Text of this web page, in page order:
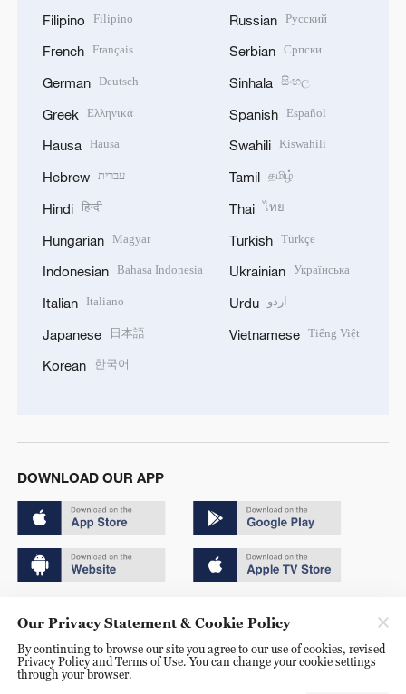
Filipino Filipino
French Français
German Deutsch
Greek Ελληνικά
Hausa Hausa
Hebrew עברית
Hindi हिन्दी
Hungarian Magyar
Indonesian Bahasa Indonesia
Italian Italiano
Japanese 日本語
Korean 한국어
Russian Русский
Serbian Српски
Sinhala සිංහල
Spanish Español
Swahili Kiswahili
Tamil தமிழ்
Thai ไทย
Turkish Türkçe
Ukrainian Українська
Urdu اردو
Vietnamese Tiếng Việt
DOWNLOAD OUR APP
京ICP备20000184号
京公网安备 11010502050052号
Our Privacy Statement & Cookie Policy
By continuing to browse our site you agree to our use of cookies, revised
Privacy Policy and Terms of Use. You can change your cookie settings
through your browser.